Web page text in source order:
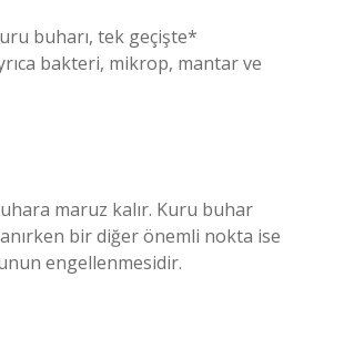
buharı, tek geçişte*
bakteri, mikrop, mantar ve
maruz kalır. Kuru buhar
bir diğer önemli nokta ise
engellenmesidir.